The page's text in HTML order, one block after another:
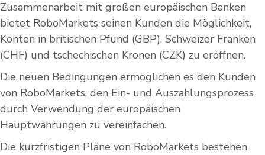
Zusammenarbeit mit großen europäischen Banken
bietet RoboMarkets seinen Kunden die Möglichkeit,
Konten in britischen Pfund (GBP), Schweizer Franken
(CHF) und tschechischen Kronen (CZK) zu eröffnen.
Die neuen Bedingungen ermöglichen es den Kunden
von RoboMarkets, den Ein- und Auszahlungsprozess
durch Verwendung der europäischen
Hauptwährungen zu vereinfachen.
Die kurzfristigen Pläne von RoboMarkets bestehen